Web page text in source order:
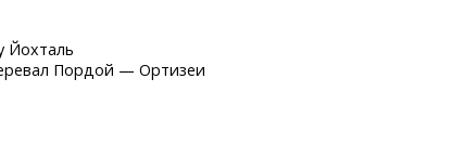
Йохталь
Пордой — Ортизеи